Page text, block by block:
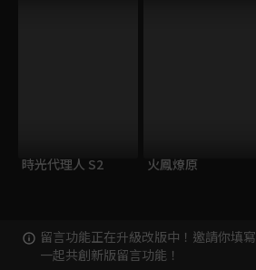
時光代理人 S2 火鳳燎原
留言功能正在升級改版中！邀請你填寫
一起共創新版留言功能！